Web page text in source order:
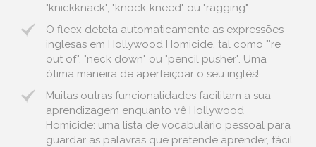
"knickknack", "knock-kneed" ou "ragging".
O fleex deteta automaticamente as expressões
inglesas em Hollywood Homicide, tal como "'re
out of", "neck down" ou "pencil pusher". Uma
ótima maneira de aperfeiçoar o seu inglês!
Muitas outras funcionalidades facilitam a sua
aprendizagem enquanto vê Hollywood
Homicide: uma lista de vocabulário pessoal para
guardar as palavras que pretende aprender, fácil